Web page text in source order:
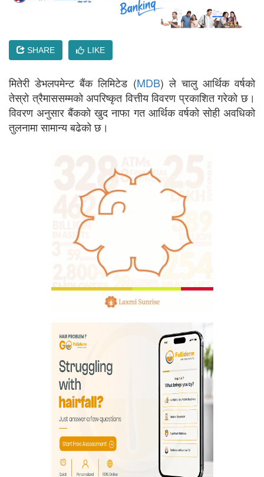
SHARE LIKE
मितेरी डेभलपमेन्ट बैंक लिमिटेड (MDB) ले चालु आर्थिक वर्षको
तेस्रो त्रैमाससम्मको अपरिष्कृत वित्तीय विवरण प्रकाशित गरेको छ।
विवरण अनुसार बैंकको खुद नाफा गत आर्थिक वर्षको सोही अवधिको
तुलनामा सामान्य बढेको छ।